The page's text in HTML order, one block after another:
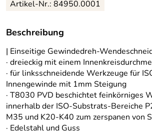
Artikel-Nr.: 84950.0001
Beschreibung
| Einseitige Gewindedreh-
· dreieckig mit einem
· für linksschneidende Werkzeuge für
Innengewinde mit 1mm Steigung
· T8030 PVD beschichtet feinkörniges
innerhalb der ISO-Substrats-Bereiche
M35 und K20-K40 zum zerspanen von
· Edelstahl und Guss